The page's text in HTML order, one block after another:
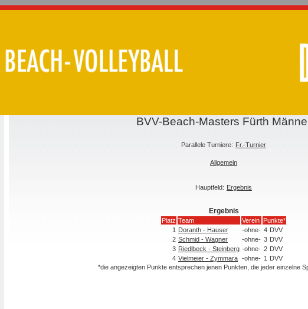
BVV-Beach-Masters Fürth
Parallele Turniere: Fr.-Turnier
Allgemein
Hauptfeld: Ergebnis
Ergebnis
Platz Team Verein Punkte*
1 Doranth - Hauser -ohne- 4 DVV
2 Schmid - Wagner -ohne- 3 DVV
3 Riedlbeck - Steinberg -ohne- 2 DVV
4 Vielmeier - Zymmara -ohne- 1 DVV
*die angezeigten Punkte entsprechen jenen Punkten, die jeder einzelne